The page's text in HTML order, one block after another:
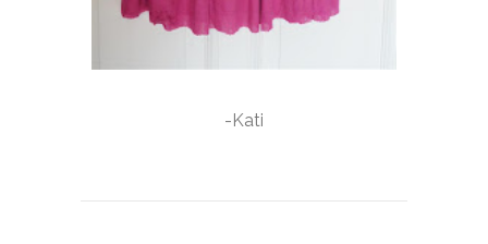
-Kati